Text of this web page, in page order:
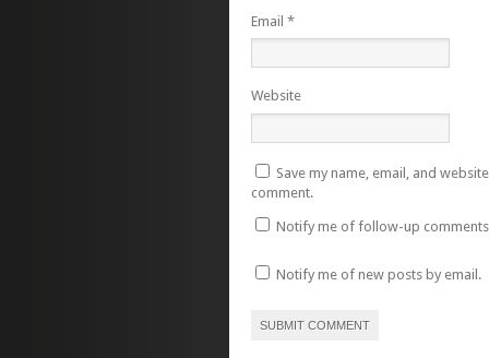
Email *
Website
Save my name, email, and
comment.
Notify me of follow-up
Notify me of new posts by email.